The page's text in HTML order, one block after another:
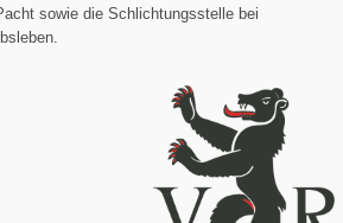
sowie die Schlichtungsstelle bei